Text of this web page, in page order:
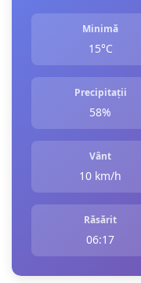
Minimă
15°C
Precipitații
58%
Vânt
10 km/h
Răsărit
06:17